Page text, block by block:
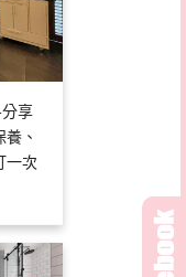
享
、
一次